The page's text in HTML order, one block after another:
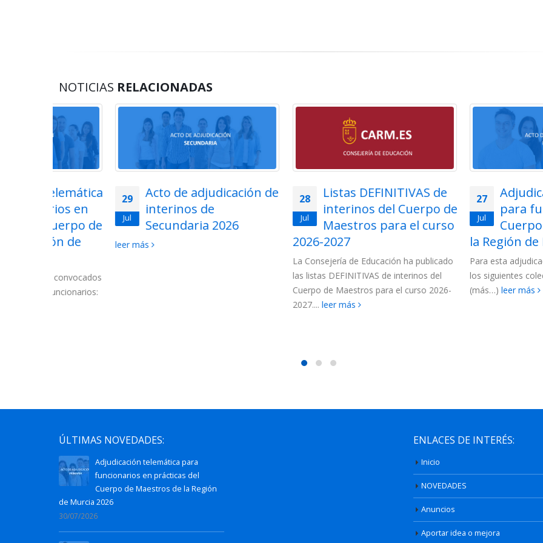
NOTICIAS RELACIONADAS
29
Acto de adjudicación de
interinos de
Secundaria 2026
leer más
28
Listas DEFINITIVAS de
interinos del Cuerpo de
Maestros para el curso
2026-2027
La Consejería de Educación ha publicado
las listas DEFINITIVAS de interinos del
Cuerpo de Maestros para el curso 2026-
leer más
27
Jul
Adjudicación
para
Cuerpo de
la Región de Murcia
Para esta adjudicación están
los siguientes colectivos de
(más…)leer más
ÚLTIMAS NOVEDADES:
Adjudicación telemática para
funcionarios en prácticas del
Cuerpo de Maestros de la Región
de Murcia 2026
30/07/2026
ENLACES DE INTERÉS:
Inicio
NOVEDADES
Anuncios
Aportar idea o mejora